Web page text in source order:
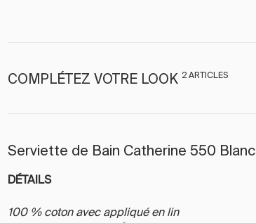
COMPLÉTEZ VOTRE LOOK 2 ARTICLES
Serviette de Bain Catherine 550 Blanc
DÉTAILS
100 % coton avec appliqué en lin